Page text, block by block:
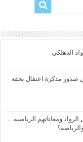
الدهلكي
صدور مذكرة اعتقال بحقه
ومعاناتهم الرياضية…